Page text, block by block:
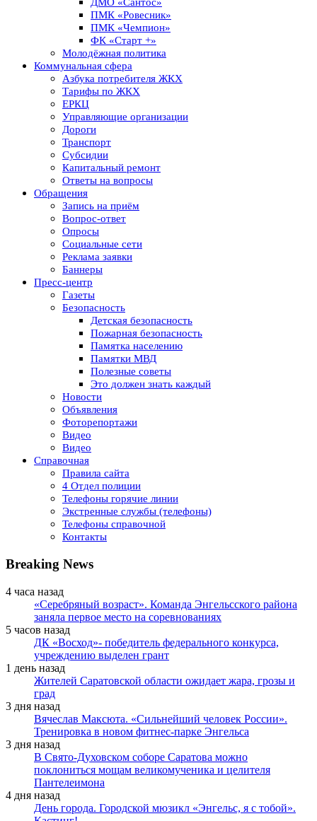
ДМО «Сантос»
ПМК «Ровесник»
ПМК «Чемпион»
ФК «Старт +»
Молодёжная политика
Коммунальная сфера
Азбука потребителя ЖКХ
Тарифы по ЖКХ
ЕРКЦ
Управляющие организации
Дороги
Транспорт
Субсидии
Капитальный ремонт
Ответы на вопросы
Обращения
Запись на приём
Вопрос-ответ
Опросы
Социальные сети
Реклама заявки
Баннеры
Пресс-центр
Газеты
Безопасность
Детская безопасность
Пожарная безопасность
Памятка населению
Памятки МВД
Полезные советы
Это должен знать каждый
Новости
Объявления
Фоторепортажи
Видео
Видео
Справочная
Правила сайта
4 Отдел полиции
Телефоны горячие линии
Экстренные службы (телефоны)
Телефоны справочной
Контакты
Breaking News
4 часа назад
«Серебряный возраст». Команда Энгельсского района
заняла первое место на соревнованиях
5 часов назад
ДК «Восход»- победитель федерального конкурса,
учреждению выделен грант
1 день назад
Жителей Саратовской области ожидает жара, грозы и
град
3 дня назад
Вячеслав Максюта. «Сильнейший человек России».
Тренировка в новом фитнес-парке Энгельса
3 дня назад
В Свято-Духовском соборе Саратова можно
поклониться мощам великомученика и целителя
Пантелеимона
4 дня назад
День города. Городской мюзикл «Энгельс, я с тобой».